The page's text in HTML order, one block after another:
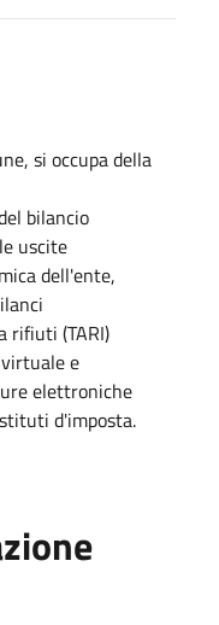
si occupa della
bilancio
uscite
dell'ente,
rifiuti (TARI)
e
elettroniche
d'imposta.